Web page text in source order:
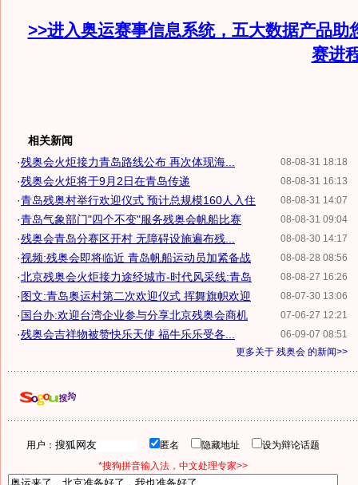
>>进入奥运赛事信息系统，五大数据产品助
赛进
相关新闻
08-08-31 18:18
·残奥会火炬接力青岛路线公布 再次体现海...
08-08-31 16:13
·残奥会火炬将于9月2日在青岛传递
08-08-31 14:07
·青岛残奥村举行欢迎仪式 预计总规模160人入住
08-08-31 09:04
·青岛气象部门"四个不变"服务残奥会帆船比赛
08-08-30 14:17
·残奥会青岛分赛区开村 无障碍设施遍布残...
08-08-28 08:56
·视频:残奥会即将临近 青岛帆船运动员加紧备战
08-08-27 16:26
·北京残奥会火炬接力途经城市-时代风采线:青岛
08-07-30 13:06
·图文:青岛奥运村第二次欢迎仪式 挥舞旗帜欢迎
07-06-27 12:21
·国台办:欢迎台湾企业参与分享北京残奥会商机
06-09-07 08:51
·残奥会吉祥物被赞快乐天使 福牛乐乐受各...
更多关于 残奥会 的新闻>>
用户： 匿名 隐藏地址
设为辩论话题
*搜狗拼音输入法，中文处理专家>>